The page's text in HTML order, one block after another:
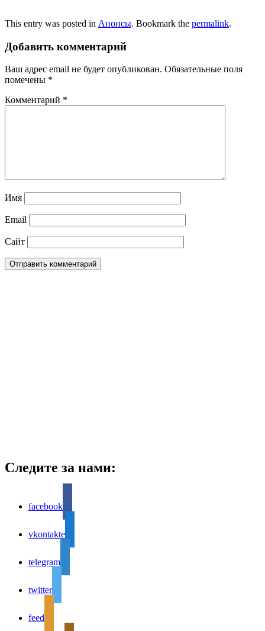
This entry was posted in Анонсы. Bookmark the permalink.
Добавить комментарий
Ваш адрес email не будет опубликован. Обязательные поля
помечены *
Комментарий *
Имя
Email
Сайт
Следите за нами:
facebook
vkontakte
telegram
twitter
feed